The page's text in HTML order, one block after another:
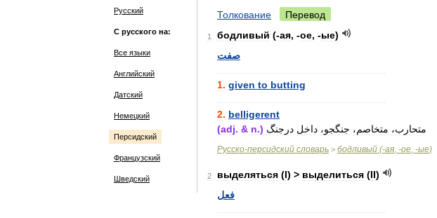
Русский
С русского на:
Все языки
Английский
Датский
Немецкий
Персидский
Французский
Шведский
Толкование Перевод
1 бодливый (-ая, -ое, -ые)
صفت
1. given to butting
2. belligerent
(adj. & n.) متحارب، متخاصم، جنگجو، داخل درجنگ
Русско-персидский словарь > бодливый (-ая, -ое, -ые)
2 выделяться (I) > выделиться (II)
فعل